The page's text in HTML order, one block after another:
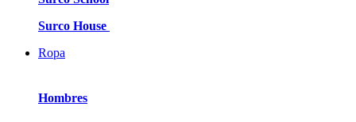
Surco House
Ropa
Hombres